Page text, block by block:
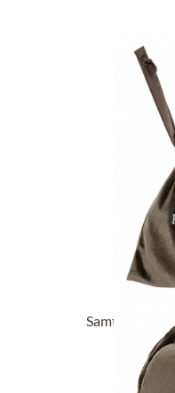
Samt